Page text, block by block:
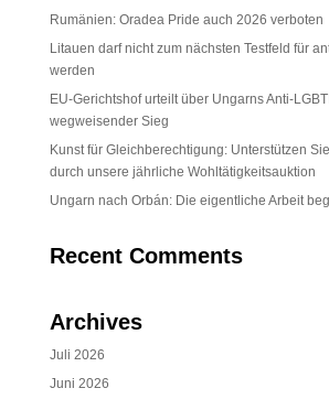
Rumänien: Oradea Pride auch 2026 verboten
Litauen darf nicht zum nächsten Testfeld für
werden
EU-Gerichtshof urteilt über Ungarns Anti-
wegweisender Sieg
Kunst für Gleichberechtigung: Unterstützen
durch unsere jährliche Wohltätigkeitsauktion
Ungarn nach Orbán: Die eigentliche Arbeit
Recent Comments
Archives
Juli 2026
Juni 2026